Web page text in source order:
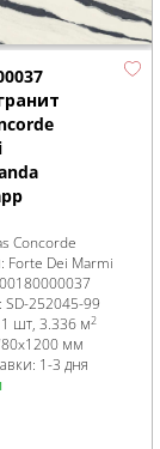
Concorde
Forte Dei Marmi
SD-252045-99
1 шт, 3.336 м2
мм
1-3 дня